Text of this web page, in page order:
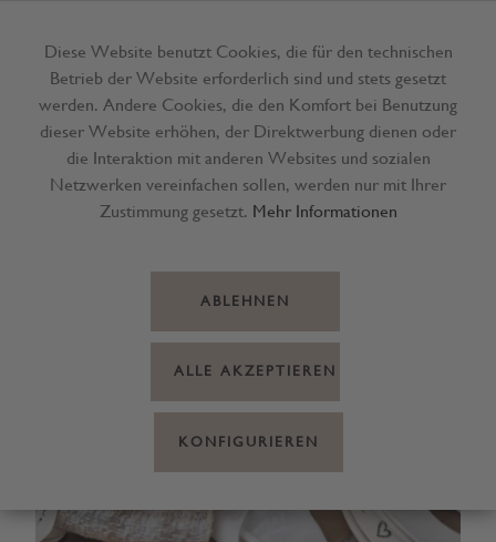
Menü
Diese Website benutzt Cookies, die für den technischen
Betrieb der Website erforderlich sind und stets gesetzt
werden. Andere Cookies, die den Komfort bei Benutzung
dieser Website erhöhen, der Direktwerbung dienen oder
die Interaktion mit anderen Websites und sozialen
Netzwerken vereinfachen sollen, werden nur mit Ihrer
Zustimmung gesetzt. Mehr Informationen
ABLEHNEN
ALLE AKZEPTIEREN
KONFIGURIEREN